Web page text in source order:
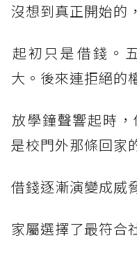
沒想到真正開始的
起初只是借錢。
大。後來連拒絕的
放學鐘聲響起時
是校門外那條回家
借錢逐漸演變成威
家屬選擇了最符合